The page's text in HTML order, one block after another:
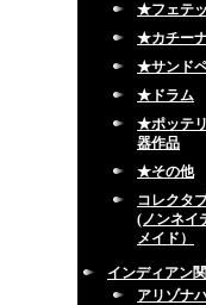
★フェテ
★カチー
★サンド
★ドラム
★ポッテ
器作品
★その他
コレクタ
(ノンネイ
メイド）
インディアン
アリゾナ